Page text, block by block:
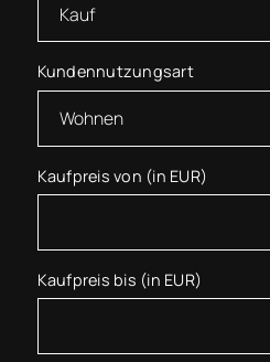
Kundennutzungsart
Kaufpreis von (in EUR)
Kaufpreis bis (in EUR)